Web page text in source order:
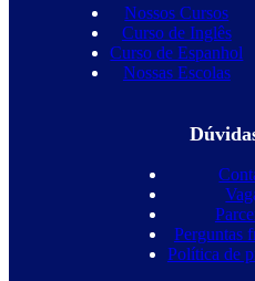
Nossos Cursos
Curso de Inglês
Curso de Espanhol
Nossas Escolas
Perguntas
Política de